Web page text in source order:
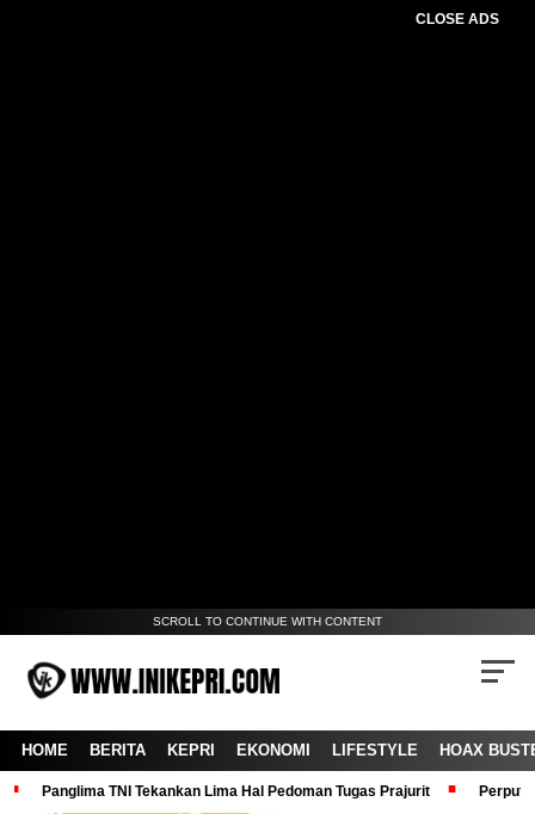
CLOSE ADS
SCROLL TO CONTINUE WITH CONTENT
HOME BERITA KEPRI EKONOMI LIFESTYLE HOAX
Panglima TNI Tekankan Lima Hal Pedoman Tugas Prajurit